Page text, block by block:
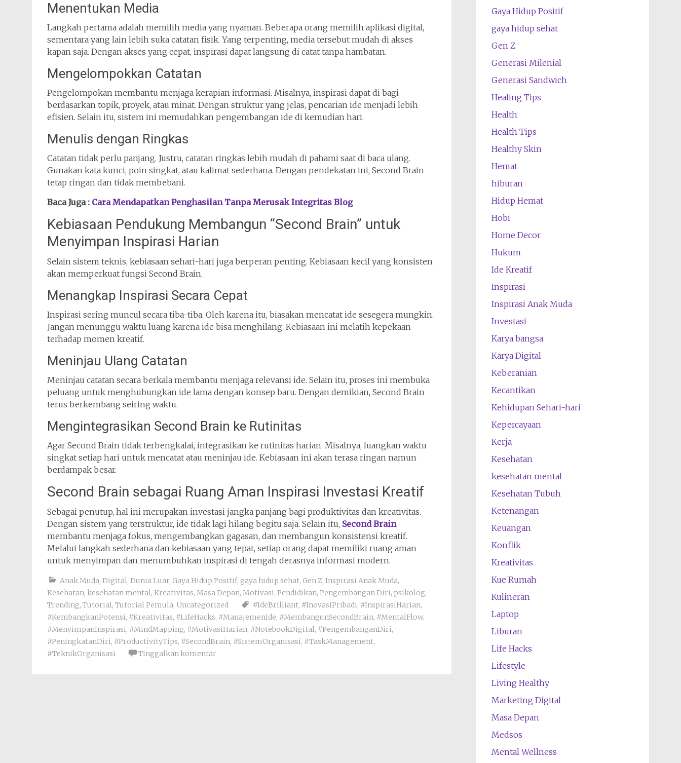
Menentukan Media
Langkah pertama adalah memilih media yang nyaman. Beberapa orang memilih aplikasi digital,
sementara yang lain lebih suka catatan fisik. Yang terpenting, media tersebut mudah di akses
kapan saja. Dengan akses yang cepat, inspirasi dapat langsung di catat tanpa hambatan.
Mengelompokkan Catatan
Pengelompokan membantu menjaga kerapian informasi. Misalnya, inspirasi dapat di bagi
berdasarkan topik, proyek, atau minat. Dengan struktur yang jelas, pencarian ide menjadi lebih
efisien. Selain itu, sistem ini memudahkan pengembangan ide di kemudian hari.
Menulis dengan Ringkas
Catatan tidak perlu panjang. Justru, catatan ringkas lebih mudah di pahami saat di baca ulang.
Gunakan kata kunci, poin singkat, atau kalimat sederhana. Dengan pendekatan ini, Second Brain
tetap ringan dan tidak membebani.
Baca Juga : Cara Mendapatkan Penghasilan Tanpa Merusak Integritas Blog
Kebiasaan Pendukung Membangun “Second Brain” untuk
Menyimpan Inspirasi Harian
Selain sistem teknis, kebiasaan sehari-hari juga berperan penting. Kebiasaan kecil yang konsisten
akan memperkuat fungsi Second Brain.
Menangkap Inspirasi Secara Cepat
Inspirasi sering muncul secara tiba-tiba. Oleh karena itu, biasakan mencatat ide sesegera mungkin.
Jangan menunggu waktu luang karena ide bisa menghilang. Kebiasaan ini melatih kepekaan
terhadap momen kreatif.
Meninjau Ulang Catatan
Meninjau catatan secara berkala membantu menjaga relevansi ide. Selain itu, proses ini membuka
peluang untuk menghubungkan ide lama dengan konsep baru. Dengan demikian, Second Brain
terus berkembang seiring waktu.
Mengintegrasikan Second Brain ke Rutinitas
Agar Second Brain tidak terbengkalai, integrasikan ke rutinitas harian. Misalnya, luangkan waktu
singkat setiap hari untuk mencatat atau meninjau ide. Kebiasaan ini akan terasa ringan namun
berdampak besar.
Second Brain sebagai Ruang Aman Inspirasi Investasi Kreatif
Sebagai penutup, hal ini merupakan investasi jangka panjang bagi produktivitas dan kreativitas.
Dengan sistem yang terstruktur, ide tidak lagi hilang begitu saja. Selain itu, Second Brain
membantu menjaga fokus, mengembangkan gagasan, dan membangun konsistensi kreatif.
Melalui langkah sederhana dan kebiasaan yang tepat, setiap orang dapat memiliki ruang aman
untuk menyimpan dan menumbuhkan inspirasi di tengah derasnya informasi modern.
Anak Muda, Digital, Dunia Luar, Gaya Hidup Positif, gaya hidup sehat, Gen Z, Inspirasi Anak Muda,
Kesehatan, kesehatan mental, Kreativitas, Masa Depan, Motivasi, Pendidikan, Pengembangan Diri, psikolog,
Trending, Tutorial, Tutorial Pemula, Uncategorized #IdeBrilliant, #InovasiPribadi, #InspirasiHarian,
#KembangkanPotensi, #Kreativitas, #LifeHacks, #ManajemenIde, #MembangunSecondBrain, #MentalFlow,
#MenyimpanInspirasi, #MindMapping, #MotivasiHarian, #NotebookDigital, #PengembanganDiri,
#PeningkatanDiri, #ProductivityTips, #SecondBrain, #SistemOrganisasi, #TaskManagement,
#TeknikOrganisasi
Tinggalkan komentar
Gaya Hidup Positif
gaya hidup sehat
Gen Z
Generasi Milenial
Generasi Sandwich
Healing Tips
Health
Health Tips
Healthy Skin
Hemat
hiburan
Hidup Hemat
Hobi
Home Decor
Hukum
Ide Kreatif
Inspirasi
Inspirasi Anak Muda
Investasi
Karya bangsa
Karya Digital
Keberanian
Kecantikan
Kehidupan Sehari-hari
Kepercayaan
Kerja
Kesehatan
kesehatan mental
Kesehatan Tubuh
Ketenangan
Keuangan
Konflik
Kreativitas
Kue Rumah
Kulineran
Laptop
Liburan
Life Hacks
Lifestyle
Living Healthy
Marketing Digital
Masa Depan
Medsos
Mental Wellness